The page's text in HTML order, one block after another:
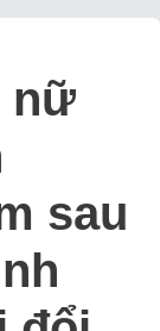
nữ
sau